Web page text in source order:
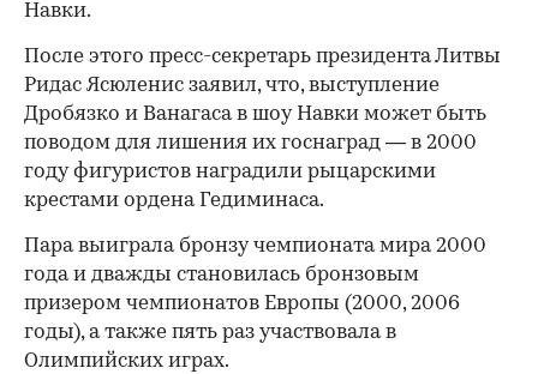
Навки.
После этого пресс-секретарь президента Литвы
Ридас Ясюленис заявил, что, выступление
Дробязко и Ванагаса в шоу Навки может быть
поводом для лишения их госнаград — в 2000
году фигуристов наградили рыцарскими
крестами ордена Гедиминаса.
Пара выиграла бронзу чемпионата мира 2000
года и дважды становилась бронзовым
призером чемпионатов Европы (2000, 2006
годы), а также пять раз участвовала в
Олимпийских играх.